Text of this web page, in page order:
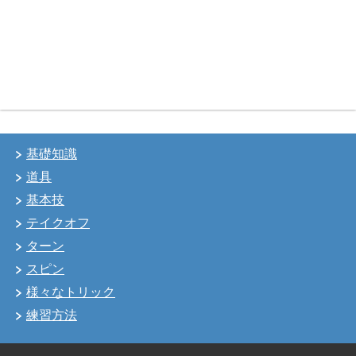
基礎知識
道具
基本技
テイクオフ
ターン
スピン
様々なトリック
練習方法